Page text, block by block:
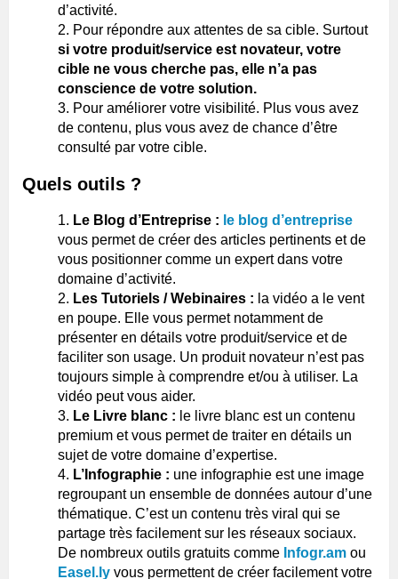
d’activité.
Pour répondre aux attentes de sa cible. Surtout
si votre produit/service est novateur, votre
cible ne vous cherche pas, elle n’a pas
conscience de votre solution.
Pour améliorer votre visibilité. Plus vous avez
de contenu, plus vous avez de chance d’être
consulté par votre cible.
Quels outils ?
Le Blog d’Entreprise : le blog d’entreprise
vous permet de créer des articles pertinents et de
vous positionner comme un expert dans votre
domaine d’activité.
Les Tutoriels / Webinaires : la vidéo a le vent
en poupe. Elle vous permet notamment de
présenter en détails votre produit/service et de
faciliter son usage. Un produit novateur n’est pas
toujours simple à comprendre et/ou à utiliser. La
vidéo peut vous aider.
Le Livre blanc : le livre blanc est un contenu
premium et vous permet de traiter en détails un
sujet de votre domaine d’expertise.
L’Infographie : une infographie est une image
regroupant un ensemble de données autour d’une
thématique. C’est un contenu très viral qui se
partage très facilement sur les réseaux sociaux.
De nombreux outils gratuits comme Infogr.am ou
Easel.ly vous permettent de créer facilement votre